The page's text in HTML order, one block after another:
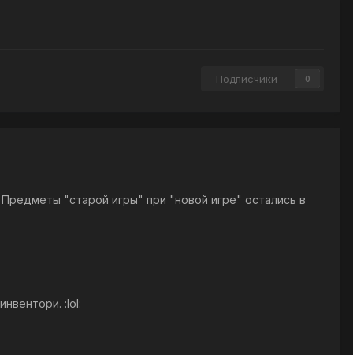
Подписчики 0
"старой игры" при "новой игре" остались в
:lol: